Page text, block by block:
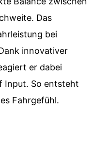
Das
bei
innovativer
er dabei
Input. So entsteht
Fahrgefühl.